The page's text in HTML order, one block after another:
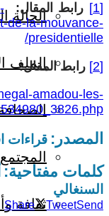
الحالة
الملف
ثقافة
[1]
رابط المقال:
de-la-mouvance-
presidentielle/
[2]
رابط المقال:
amadou-les-
المصدر: قراءات
كلمات مفتاحية:
السنغالي
Share TweetSend